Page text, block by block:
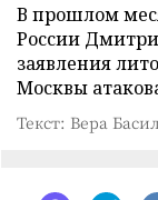
В прошлом
России
заявления
Москвы
Текст: Вера